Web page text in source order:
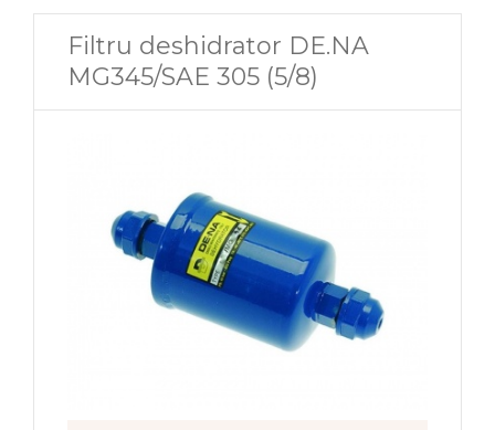
Filtru deshidrator DE.NA
MG345/SAE 305 (5/8)